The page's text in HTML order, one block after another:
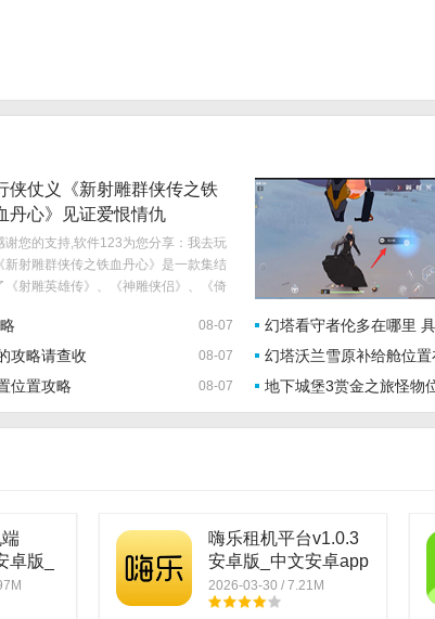
侠仗义《新射雕群侠传之铁
丹心》见证爱恨情仇
谢您的支持,软件123为您分享：我去玩
《新射雕群侠传之铁血丹心》是一款集结
《射雕英雄传》、《神雕侠侣》、《倚
，中手游与侠义文化联合开发的真武侠
游。..
08-07 幻塔看守者伦多在哪里
08-07
攻略请查收 幻塔沃兰雪原补给舱位
08-07
位置攻略 地下城堡3赏金之旅怪物
版_
机软
嗨乐租机平台v1.0.3
安卓版_中文安卓app
手机软件下载
2026-03-30 / 7.21M